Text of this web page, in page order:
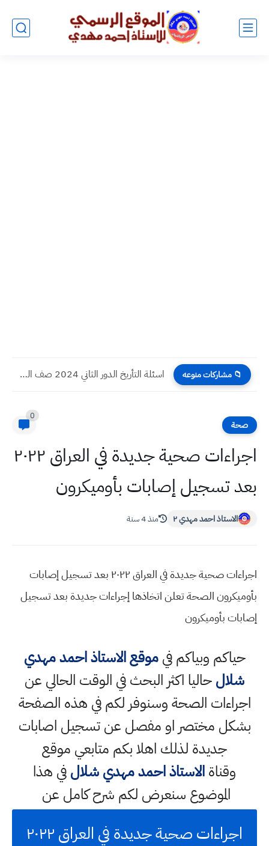
📁 مشاركات منوعه اسئلة التأريخ الدور الثاني 2024 صف السادس الادبي
صحة
0
اجراءات صحية جديدة في العراق ٢٠٢٢
بعد تسجيل إصابات بأوميكرون
الاستاذ احمد مهدي ٢ منذ 4 سنة
اجراءات صحية جديدة في العراق ٢٠٢٢ بعد تسجيل إصابات
بأوميكرون الصحة تعلن اتخاذها إجراءات جديدة بعد تسجيل
إصابات بأوميكرون
حياكم وبياكم فيموقع الاستاذ احمد مهدي
شلالحاليا اكثر البحث في الوقت الحالي عن
اجراءات الصحة وسنوفر لكم في هذه الصفحة
بشكل مختصر او مفصل عن تسجيل اصابات
جديدة لذلك اهلا بكم متابعي موقع
وقناةالاستاذ احمد مهدي شلالفي هذا
الموضوع سنعرض لكم شرح كامل عن
اجراءات صحية جديدة في العراق ٢٠٢٢